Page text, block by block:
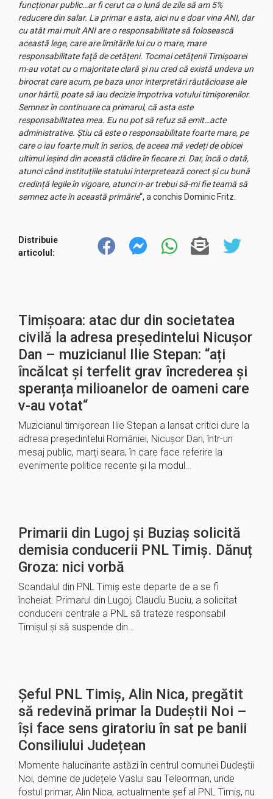
funcționar public…ar fi cerut ca o lună de zile să am 5%
reducere din salar. La primar e asta, aici nu e doar vina ANI, dar
cu atât mai mult ANI are o responsabilitate să folosească
această lege, care are limitările lui cu o mare, mare
responsabilitate față de cetățeni. Tocmai cetățenii Timișoarei
m-au votat cu o majoritate clară și nu cred că există undeva un
birocrat care acum, pe baza unor interpretări răutăcioase ale
unor hârtii, poate să iau decizie împotriva votului timișorenilor.
Semnez în continuare ca primarul, că asta este
responsabilitatea mea. Eu nu pot să refuz să emit…acte
administrative. Știu că este o responsabilitate foarte mare, pe
care o iau foarte mult în serios, de aceea mă vedeți de obicei
ultimul ieșind din această clădire în fiecare zi. Dar, încă o dată,
atunci când instituțiile statului interpretează corect și cu bună
credință legile în vigoare, atunci n-ar trebui să-mi fie teamă să
semnez acte în această primărie“, a conchis Dominic Fritz.
Distribuie
articolul:
Timișoara: atac dur din societatea
civilă la adresa președintelui Nicușor
Dan – muzicianul Ilie Stepan: “ați
încălcat și terfelit grav încrederea și
speranța milioanelor de oameni care
v-au votat“
Muzicianul timișorean Ilie Stepan a lansat critici dure la
adresa președintelui României, Nicușor Dan, într-un
mesaj public, marți seara, în care face referire la
evenimente politice recente și la modul…
Primarii din Lugoj și Buziaș solicită
demisia conducerii PNL Timiș. Dănuț
Groza: nici vorbă
Scandalul din PNL Timiș este departe de a se fi
încheiat. Primarul din Lugoj, Claudiu Buciu, a solicitat
conducerii centrale a PNL să trateze responsabil
Timișul și să suspende din…
Șeful PNL Timiș, Alin Nica, pregătit
să redevină primar la Dudeștii Noi –
își face sens giratoriu în sat pe banii
Consiliului Județean
Momente halucinante astăzi în centrul comunei Dudeștii
Noi, demne de județele Vaslui sau Teleorman, unde
fostul primar, Alin Nica, actualmente șef al PNL Timiș, nu